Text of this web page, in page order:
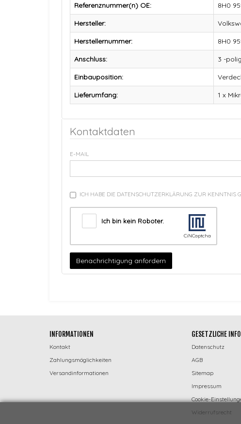
Referenznummer(n) OE: 8H0
Hersteller:
Herstellernummer: 8H0
Anschluss: 3 -polig
Einbauposition:
Lieferumfang: 1 x
Kontaktdaten
E-MAIL
ICH HABE DIE DATENSCHUTZERKLÄRUNG ZUR KENNTNIS
Ich bin kein Roboter.
CiNCaptcha
Benachrichtigung anfordern
INFORMATIONEN
Kontakt
Zahlungsmöglichkeiten
Versandinformationen
GESETZLICHE
Datenschutz
AGB
Sitemap
Impressum
Cookie-
Widerrufsrecht